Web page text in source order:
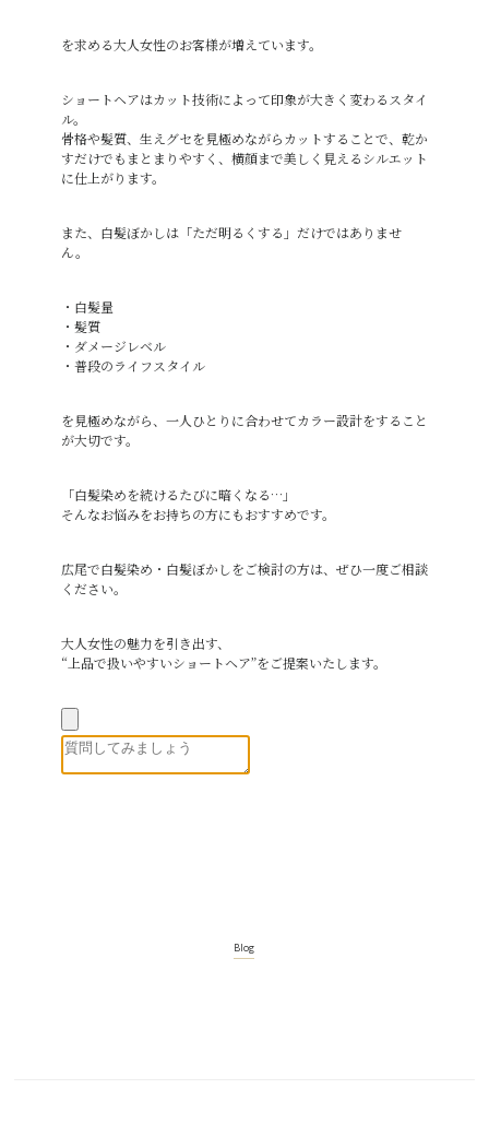
を求める大人女性のお客様が増えています。
ショートヘアはカット技術によって印象が大きく変わるスタイ
ル。
骨格や髪質、生えグセを見極めながらカットすることで、乾か
すだけでもまとまりやすく、横顔まで美しく見えるシルエット
に仕上がります。
また、白髪ぼかしは「ただ明るくする」だけではありませ
ん。
・白髪量
・髪質
・ダメージレベル
・普段のライフスタイル
を見極めながら、一人ひとりに合わせてカラー設計をすること
が大切です。
「白髪染めを続けるたびに暗くなる…」
そんなお悩みをお持ちの方にもおすすめです。
広尾で白髪染め・白髪ぼかしをご検討の方は、ぜひ一度ご相談
ください。
大人女性の魅力を引き出す、
“上品で扱いやすいショートヘア”をご提案いたします。